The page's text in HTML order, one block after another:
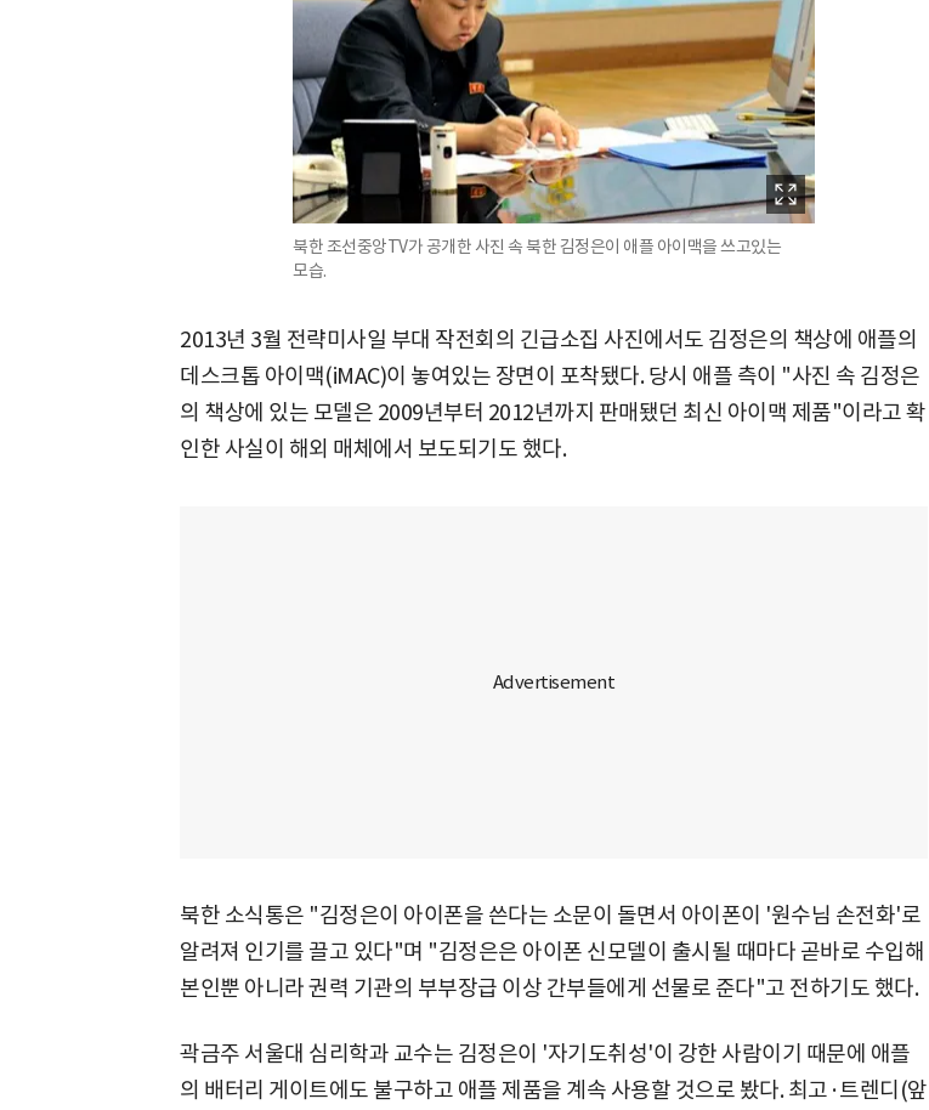
북한 조선중앙TV가 공개한 사진 속 북한 김정은이 애플 아이맥을 쓰고있는
모습.
2013년 3월 전략미사일 부대 작전회의 긴급소집 사진에서도 김정은의 책상에 애플의
데스크톱 아이맥(iMAC)이 놓여있는 장면이 포착됐다. 당시 애플 측이 "사진 속 김정은
의 책상에 있는 모델은 2009년부터 2012년까지 판매됐던 최신 아이맥 제품"이라고 확
인한 사실이 해외 매체에서 보도되기도 했다.
북한 소식통은 "김정은이 아이폰을 쓴다는 소문이 돌면서 아이폰이 '원수님 손전화'로
알려져 인기를 끌고 있다"며 "김정은은 아이폰 신모델이 출시될 때마다 곧바로 수입해
본인뿐 아니라 권력 기관의 부부장급 이상 간부들에게 선물로 준다"고 전하기도 했다.
곽금주 서울대 심리학과 교수는 김정은이 '자기도취성'이 강한 사람이기 때문에 애플
의 배터리 게이트에도 불구하고 애플 제품을 계속 사용할 것으로 봤다. 최고·트렌디(앞